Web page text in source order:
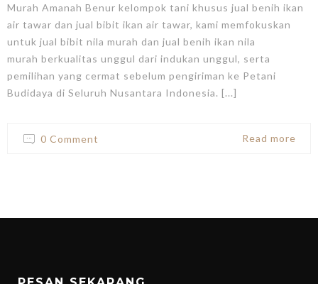
Murah Amanah Benur kelompok tani khusus jual benih ikan
air tawar dan jual bibit ikan air tawar, kami memfokuskan
untuk jual bibit nila murah dan jual benih ikan nila
murah berkualitas unggul dari indukan unggul, serta
pemilihan yang cermat sebelum pengiriman ke Petani
Budidaya di Seluruh Nusantara Indonesia. [...]
0 Comment Read more